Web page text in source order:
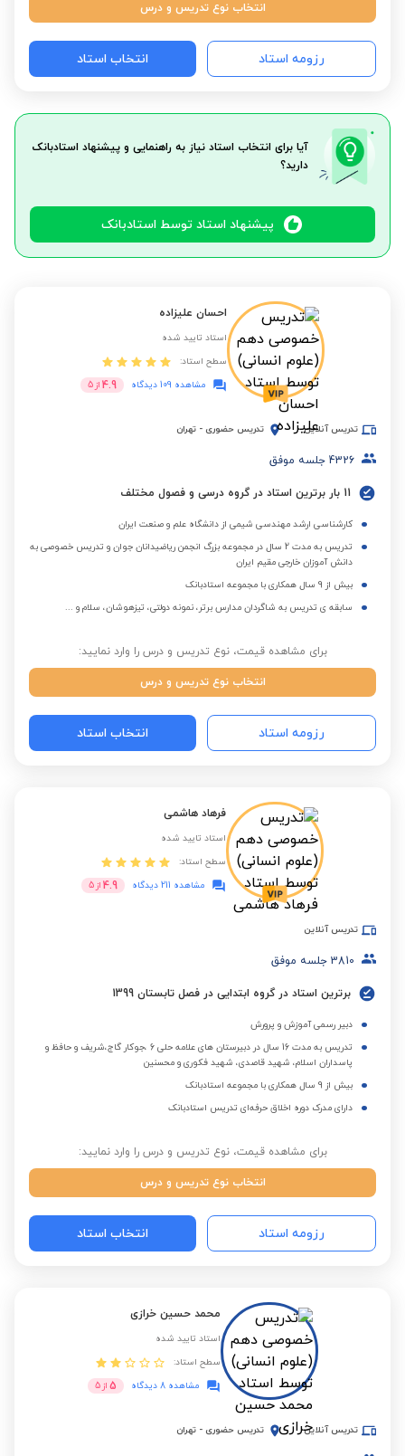
انتخاب نوع تدریس و درس
رزومه استاد انتخاب استاد
آیا برای انتخاب استاد نیاز به راهنمایی و پیشنهاد استادبانک
دارید؟
پیشنهاد استاد توسط استادبانک
احسان علیزاده
استاد تایید شده
سطح استاد:
مشاهده 109 دیدگاه
4.9 از 5
تدریس آنلاین تدریس حضوری - تهران
4326 جلسه موفق
11 بار برترین استاد در گروه درسی و فصول مختلف
کارشناسی ارشد مهندسی شیمی از دانشگاه علم و صنعت ایران
تدریس به مدت 2 سال در مجموعه بزرگ انجمن ریاضیدانان جوان و تدریس خصوصی به
دانش آموزان خارجی مقیم ایران
بیش از 9 سال همکاری با مجموعه استادبانک
سابقه ی تدریس به شاگردان مدارس برتر، نمونه دولتی، تیزهوشان، سلام و ...
برای مشاهده قیمت، نوع تدریس و درس را وارد نمایید:
انتخاب نوع تدریس و درس
رزومه استاد انتخاب استاد
فرهاد هاشمی
استاد تایید شده
سطح استاد:
مشاهده 211 دیدگاه
4.9 از 5
تدریس آنلاین
3810 جلسه موفق
برترین استاد در گروه ابتدایی در فصل تابستان 1399
دبیر رسمی آموزش و پرورش
تدریس به مدت 16 سال در دبیرستان های علامه حلی 6 ،جوکار گاج،شریف و حافظ و
پاسداران اسلام، شهید قاصدی، شهید فکوری و محسنین
بیش از 9 سال همکاری با مجموعه استادبانک
دارای مدرک دوره اخلاق حرفه‌ای تدریس استادبانک
برای مشاهده قیمت، نوع تدریس و درس را وارد نمایید:
انتخاب نوع تدریس و درس
رزومه استاد انتخاب استاد
محمد حسین خرازی
استاد تایید شده
سطح استاد:
مشاهده 8 دیدگاه
5 از 5
تدریس آنلاین تدریس حضوری - تهران